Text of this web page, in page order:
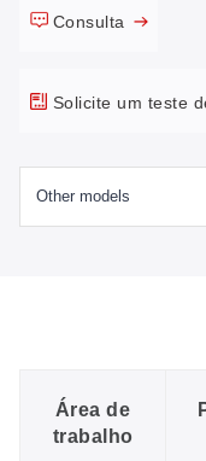
Consulta
Solicite um teste
Área de
trabalho